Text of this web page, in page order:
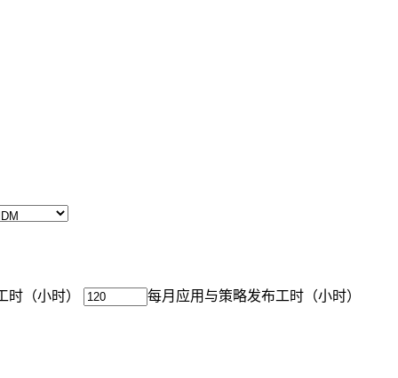
时（小时） 每月应用与策略发布工时（小时）